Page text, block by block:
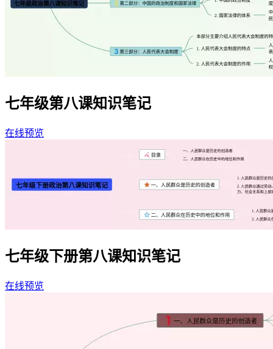
七年级第八课知识笔记
在线预览
七年级下册第八课知识笔记
在线预览